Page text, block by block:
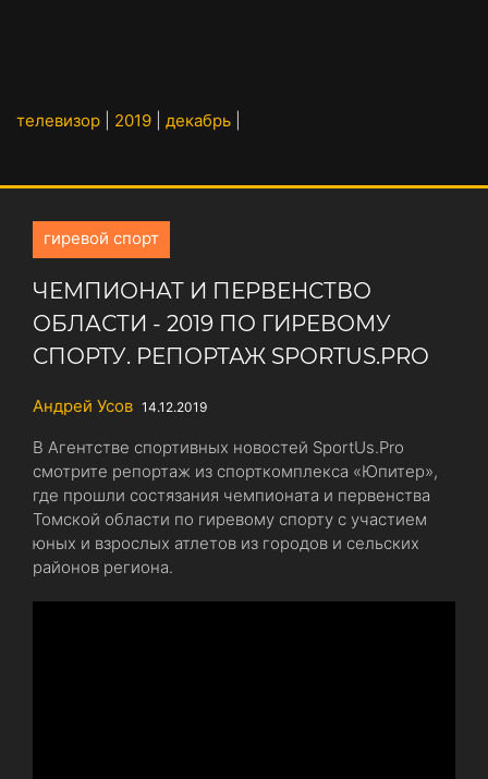
телевизор 2019 декабрь
гиревой спорт
ЧЕМПИОНАТ И ПЕРВЕНСТВО
ОБЛАСТИ - 2019 ПО ГИРЕВОМУ
СПОРТУ. РЕПОРТАЖ SPORTUS.PRO
Андрей Усов 14.12.2019
В Агентстве спортивных новостей SportUs.Pro
смотрите репортаж из спорткомплекса «Юпитер»,
где прошли состязания чемпионата и первенства
Томской области по гиревому спорту с участием
юных и взрослых атлетов из городов и сельских
районов региона.